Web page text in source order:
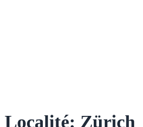
Localité: Zürich